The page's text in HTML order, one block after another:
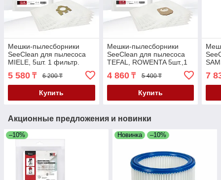
Мешки-пылесборники
SeeClean для пылесоса
MIELE, 5шт. 1 фильтр.
(SBHO-MLE-01)
5 580 ₸ 6 200 ₸
Купить
Мешки-пылесборники
SeeClean для пылесоса
TEFAL, ROWENTA 5шт.,1
фильтр. (SBHO-TEFL-01)
4 860₸ 5 400 ₸
Купить
7
Акционные предложения и новинки
–10% Новинка –10%